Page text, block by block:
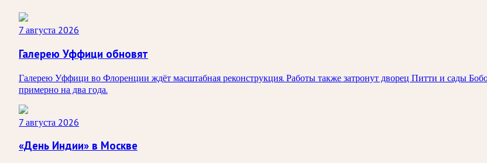
7 августа 2026
Галерею Уффици обновят
Галерею Уффици во Флоренции ждёт масштабная реконструкция. Работы также затронут дворец Питти и сады
примерно на два года.
7 августа 2026
«День Индии» в Москве